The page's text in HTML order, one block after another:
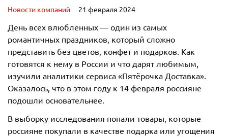
Новости компаний 21 февраля 2024
День всех влюбленных — один из самых
романтичных праздников, который сложно
представить без цветов, конфет и подарков. Как
готовятся к нему в России и что дарят любимым,
изучили аналитики сервиса «Пятёрочка Доставка».
Оказалось, что в этом году к 14 февраля россияне
подошли основательнее.
В выборку исследования попали товары, которые
россияне покупали в качестве подарка или угощения